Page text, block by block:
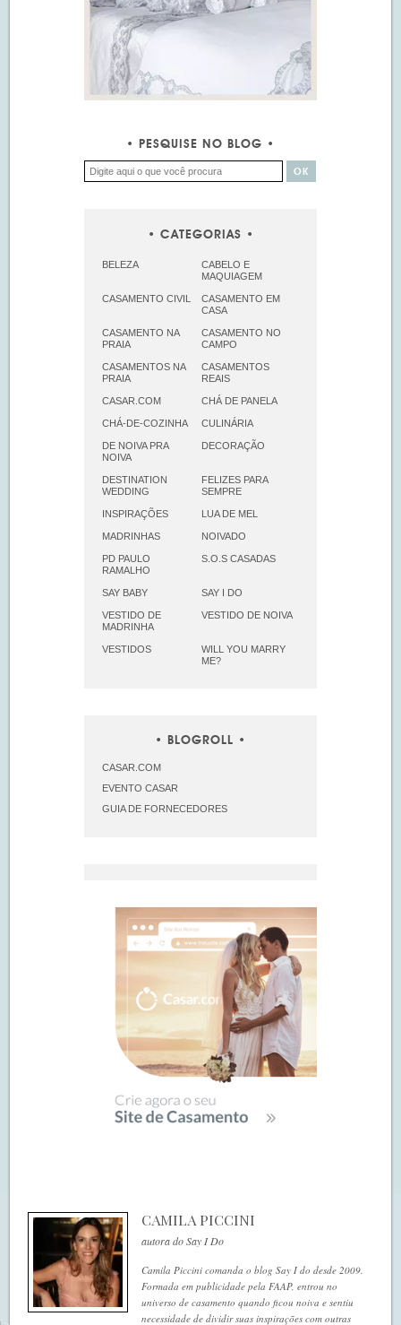
PESQUISE NO BLOG
CATEGORIAS
BELEZA
CABELO E
MAQUIAGEM
CASAMENTO CIVIL
CASAMENTO EM
CASA
CASAMENTO NA
PRAIA
CASAMENTO NO
CAMPO
CASAMENTOS NA
PRAIA
CASAMENTOS
REAIS
CASAR.COM CHÁ DE PANELA
CHÁ-DE-COZINHA CULINÁRIA
DE NOIVA PRA
NOIVA
DECORAÇÃO
DESTINATION
WEDDING
FELIZES PARA
SEMPRE
INSPIRAÇÕES LUA DE MEL
MADRINHAS NOIVADO
PD PAULO
RAMALHO
S.O.S CASADAS
SAY BABY SAY I DO
VESTIDO DE
MADRINHA
VESTIDO DE NOIVA
VESTIDOS
WILL YOU MARRY
ME?
BLOGROLL
CASAR.COM
EVENTO CASAR
GUIA DE FORNECEDORES
CAMILA PICCINI
autora do Say I Do
Camila Piccini comanda o blog Say I do desde 2009.
Formada em publicidade pela FAAP, entrou no
universo de casamento quando ficou noiva e sentiu
necessidade de dividir suas inspirações com outras